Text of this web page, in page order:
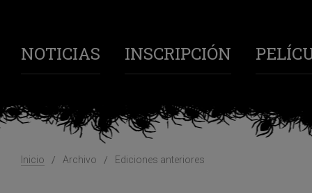
NOTICIAS INSCRIPCIÓN
Inicio Archivo Ediciones anteriores